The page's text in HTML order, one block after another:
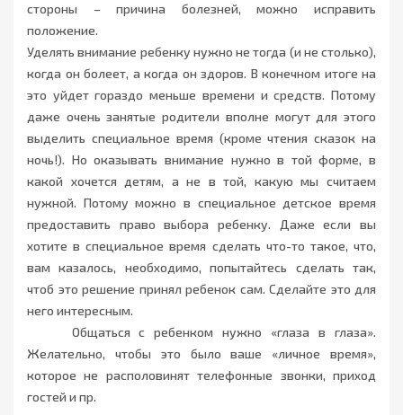
стороны – причина болезней, можно исправить
положение.
Уделять внимание ребенку нужно не тогда (и не столько),
когда он болеет, а когда он здоров. В конечном итоге на
это уйдет гораздо меньше времени и средств. Потому
даже очень занятые родители вполне могут для этого
выделить специальное время (кроме чтения сказок на
ночь!). Но оказывать внимание нужно в той форме, в
какой хочется детям, а не в той, какую мы считаем
нужной. Потому можно в специальное детское время
предоставить право выбора ребенку. Даже если вы
хотите в специальное время сделать что-то такое, что,
вам казалось, необходимо, попытайтесь сделать так,
чтоб это решение принял ребенок сам. Сделайте это для
него интересным.
Общаться с ребенком нужно «глаза в глаза».
Желательно, чтобы это было ваше «личное время»,
которое не располовинят телефонные звонки, приход
гостей и пр.